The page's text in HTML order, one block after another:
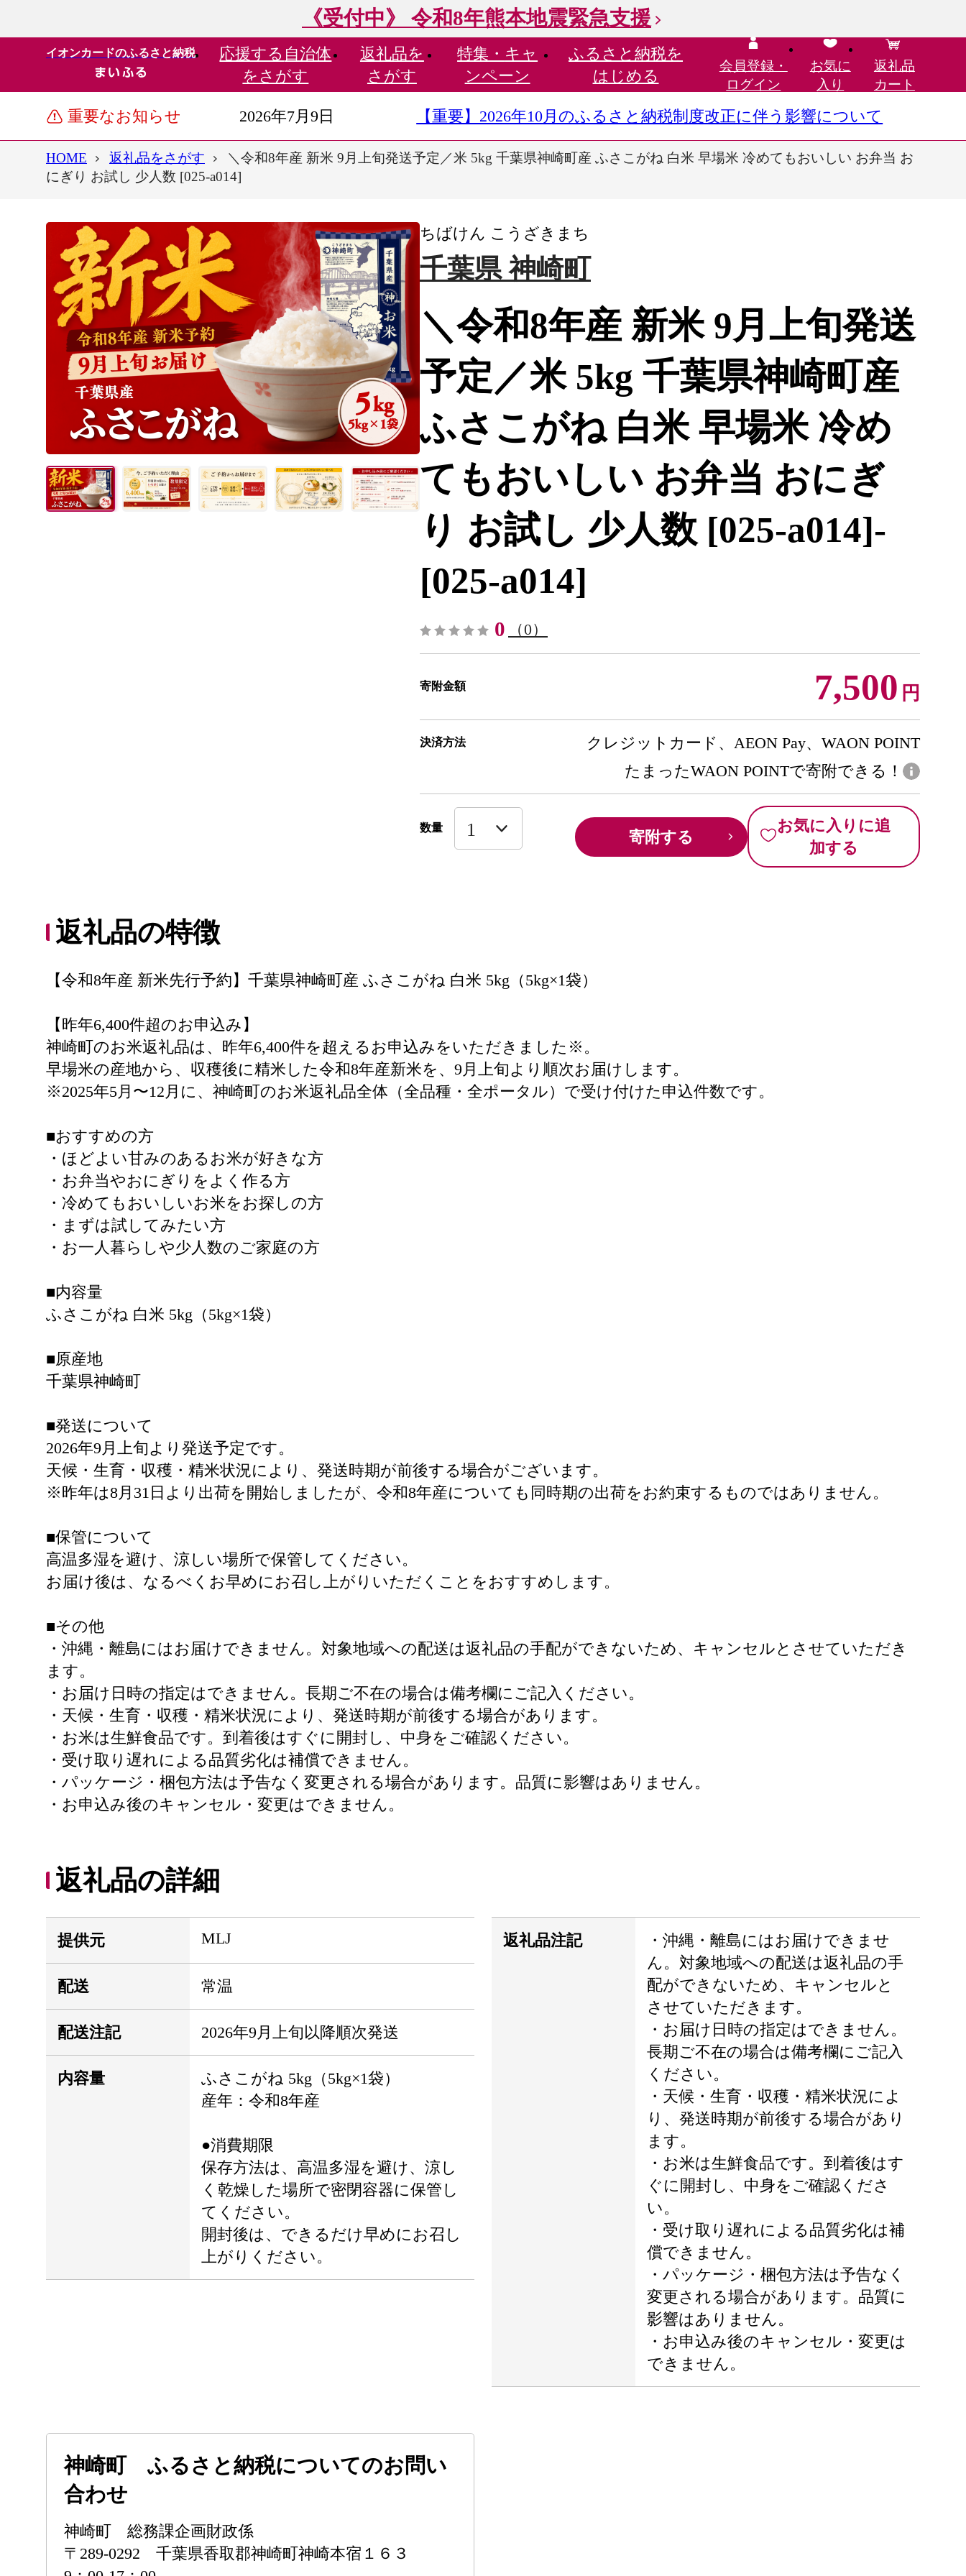
《受付中》 令和8年熊本地震緊急支援
イオンカードのふるさと納税 応援する 自治体
をさがす
返礼品を
さがす
特集・ キャ
ンペーン
ふるさと納税を
はじめる
会員登録・
ログイン
お気に
入り
返礼品
カート
重要なお知らせ 2026年7月9日 【重要】2026年10月のふるさと納税制度改正に伴う影響について
HOME 返礼品をさがす
＼令和8年産 新米 9月上旬発送予定／米 5kg 千葉県神崎町産 ふさこがね 白米 早場米 冷めてもおいしい お弁当 お
にぎり お試し 少人数 [025-a014]
ちばけん こうざきまち
千葉県 神崎町
＼令和8年産 新米 9月上旬発送
予定／米 5kg 千葉県神崎町産
ふさこがね 白米 早場米 冷め
てもおいしい お弁当 おにぎ
り お試し 少人数 [025-a014]-
[025-a014]
0 （0）
寄附金額 7,500 円
決済方法
クレジットカード、AEON Pay、WAON POINT
たまったWAON POINTで寄附できる！
数量 寄附する
お気に入りに追
加する
返礼品の特徴
【令和8年産 新米先行予約】千葉県神崎町産 ふさこがね 白米 5kg（5kg×1袋）
【昨年6,400件超のお申込み】
神崎町のお米返礼品は、昨年6,400件を超えるお申込みをいただきました※。
早場米の産地から、収穫後に精米した令和8年産新米を、9月上旬より順次お届けします。
※2025年5月〜12月に、神崎町のお米返礼品全体（全品種・全ポータル）で受け付けた申込件数です。
■おすすめの方
・ほどよい甘みのあるお米が好きな方
・お弁当やおにぎりをよく作る方
・冷めてもおいしいお米をお探しの方
・まずは試してみたい方
・お一人暮らしや少人数のご家庭の方
■内容量
ふさこがね 白米 5kg（5kg×1袋）
■原産地
千葉県神崎町
■発送について
2026年9月上旬より発送予定です。
天候・生育・収穫・精米状況により、発送時期が前後する場合がございます。
※昨年は8月31日より出荷を開始しましたが、令和8年産についても同時期の出荷をお約束するものではありません。
■保管について
高温多湿を避け、涼しい場所で保管してください。
お届け後は、なるべくお早めにお召し上がりいただくことをおすすめします。
■その他
・沖縄・離島にはお届けできません。対象地域への配送は返礼品の手配ができないため、キャンセルとさせていただき
ます。
・お届け日時の指定はできません。長期ご不在の場合は備考欄にご記入ください。
・天候・生育・収穫・精米状況により、発送時期が前後する場合があります。
・お米は生鮮食品です。到着後はすぐに開封し、中身をご確認ください。
・受け取り遅れによる品質劣化は補償できません。
・パッケージ・梱包方法は予告なく変更される場合があります。品質に影響はありません。
・お申込み後のキャンセル・変更はできません。
返礼品の詳細
提供元 MLJ
配送 常温
配送注記 2026年9月上旬以降順次発送
内容量
ふさこがね 5kg（5kg×1袋）
産年：令和8年産
●消費期限
保存方法は、高温多湿を避け、涼し
く乾燥した場所で密閉容器に保管し
てください。
開封後は、できるだけ早めにお召し
上がりください。
返礼品注記
・沖縄・離島にはお届けできませ
ん。対象地域への配送は返礼品の手
配ができないため、キャンセルと
させていただきます。
・お届け日時の指定はできません。
長期ご不在の場合は備考欄にご記入
ください。
・天候・生育・収穫・精米状況によ
り、発送時期が前後する場合があり
ます。
・お米は生鮮食品です。到着後はす
ぐに開封し、中身をご確認くださ
い。
・受け取り遅れによる品質劣化は補
償できません。
・パッケージ・梱包方法は予告なく
変更される場合があります。品質に
影響はありません。
・お申込み後のキャンセル・変更は
できません。
神崎町 ふるさと納税についてのお問い
合わせ
神崎町 総務課企画財政係
〒289-0292 千葉県香取郡神崎町神崎本宿１６３